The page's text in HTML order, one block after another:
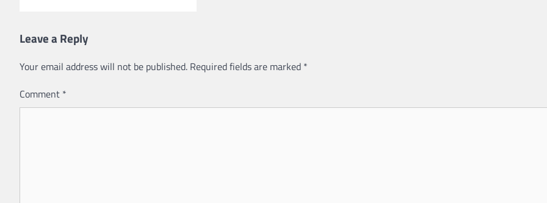
Leave a Reply
Your email address will not be published. Required fields are marked *
Comment *